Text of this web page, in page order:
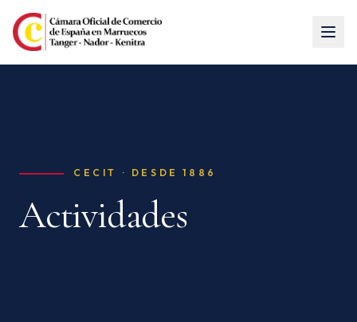
CECIT · DESDE 1886
Actividades